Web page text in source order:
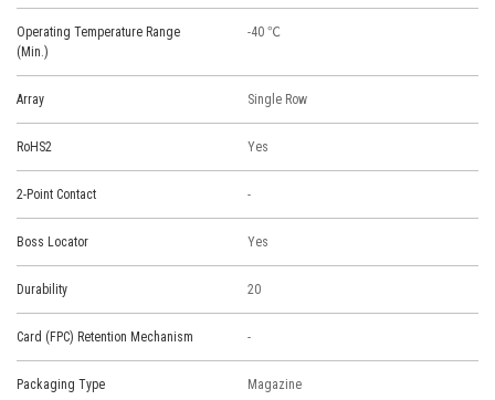
Operating Temperature Range
(Min.)
-40 ℃
Array Single Row
RoHS2 Yes
2-Point Contact -
Boss Locator Yes
Durability 20
Card (FPC) Retention Mechanism -
Packaging Type Magazine